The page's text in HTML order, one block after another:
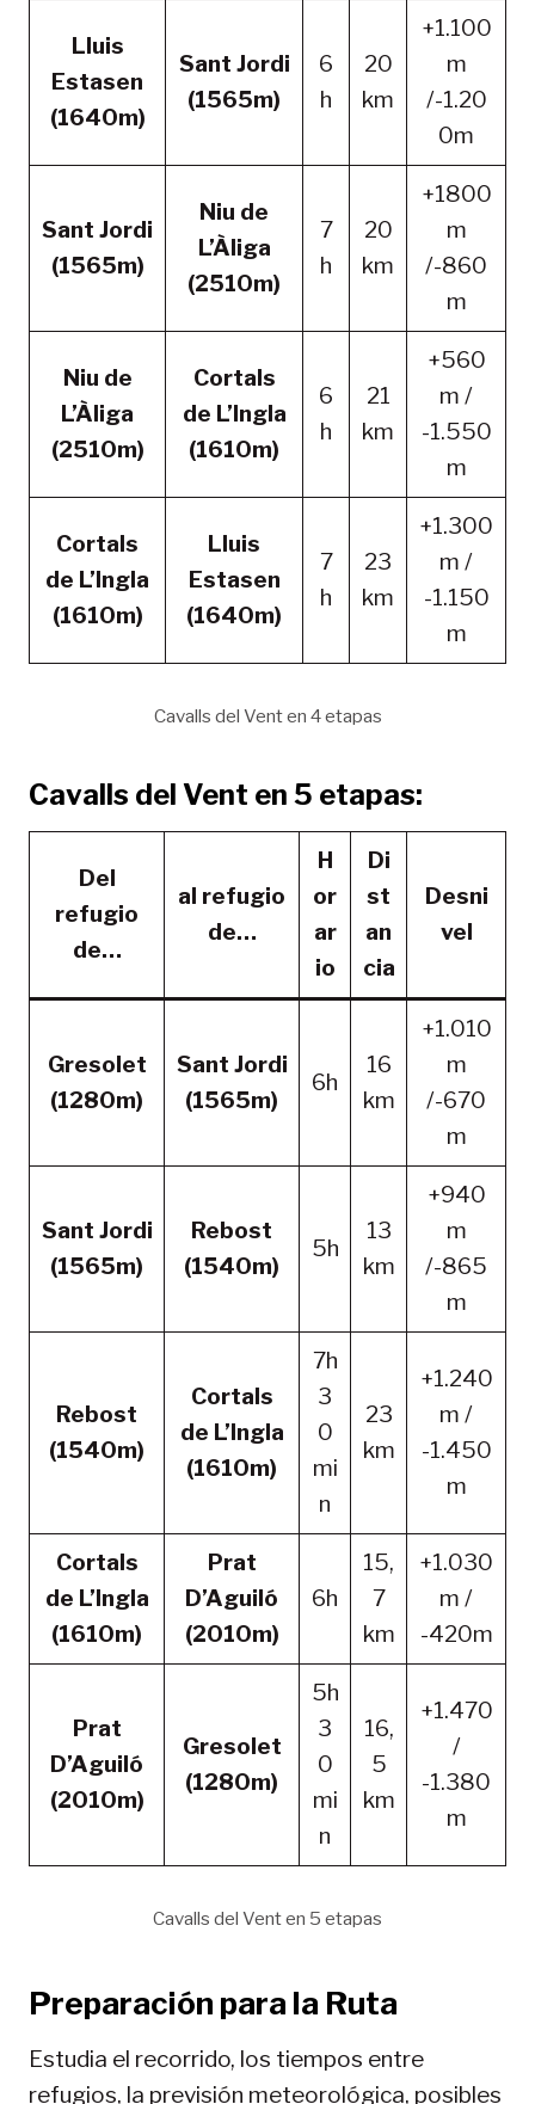
Lluis
Estasen
(1640m)
Sant Jordi
(1565m)
6
h
20
km
+1.100
m
/-1.20
0m
Sant Jordi
(1565m)
Niu de
L’Àliga
(2510m)
7
h
20
km
+1800
m
/-860
m
Niu de
L’Àliga
(2510m)
Cortals
de L’Ingla
(1610m)
6
h
21
km
+560
m /
-1.550
m
Cortals
de L’Ingla
(1610m)
Lluis
Estasen
(1640m)
7
h
23
km
+1.300
m /
-1.150
m
Cavalls del Vent en 4 etapas
Cavalls del Vent en 5 etapas:
Del
refugio
de…
al refugio
de…
H
or
ar
io
Di
st
an
cia
Desni
vel
Gresolet
(1280m)
Sant Jordi
(1565m)
6h
16
km
+1.010
m
/-670
m
Sant Jordi
(1565m)
Rebost
(1540m)
5h
13
km
+940
m
/-865
m
Rebost
(1540m)
Cortals
de L’Ingla
(1610m)
7h
3
0
mi
n
23
km
+1.240
m /
-1.450
m
Cortals
de L’Ingla
(1610m)
Prat
D’Aguiló
(2010m)
6h
15,
7
km
+1.030
m /
-420m
Prat
D’Aguiló
(2010m)
Gresolet
(1280m)
5h
3
0
mi
n
16,
5
km
+1.470
/
-1.380
m
Cavalls del Vent en 5 etapas
Preparación para la Ruta
Estudia el recorrido, los tiempos entre
refugios, la previsión meteorológica, posibles